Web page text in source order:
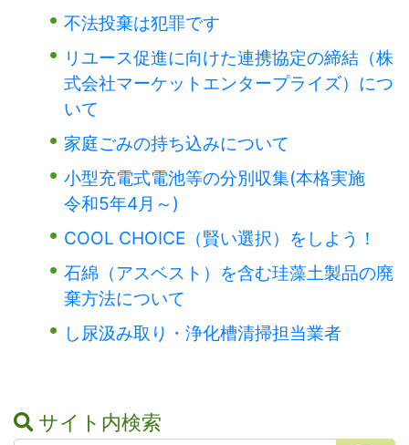
不法投棄は犯罪です
リユース促進に向けた連携協定の締結（株
式会社マーケットエンタープライズ）につ
いて
家庭ごみの持ち込みについて
小型充電式電池等の分別収集(本格実施
令和5年4月～)
COOL CHOICE（賢い選択）をしよう！
石綿（アスベスト）を含む珪藻土製品の廃
棄方法について
し尿汲み取り・浄化槽清掃担当業者
サイト内検索